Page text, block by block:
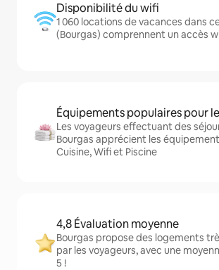
Disponibilité du wifi
1 060 locations de vacances dans
(Bourgas) comprennent un accès
Équipements populaires pour
Les voyageurs effectuant des
Bourgas apprécient les
Cuisine, Wifi et Piscine
4,8 Évaluation moyenne
Bourgas propose des logements
par les voyageurs, avec une
5 !